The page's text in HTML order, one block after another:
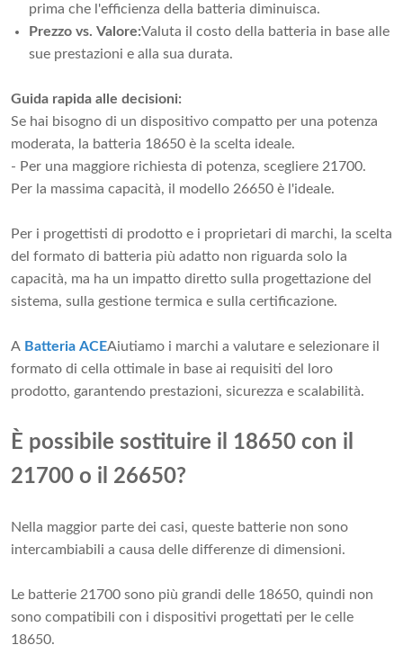
prima che l'efficienza della batteria diminuisca.
Prezzo vs. Valore:Valuta il costo della batteria in base alle
sue prestazioni e alla sua durata.
Guida rapida alle decisioni:
Se hai bisogno di un dispositivo compatto per una potenza
moderata, la batteria 18650 è la scelta ideale.
- Per una maggiore richiesta di potenza, scegliere 21700.
Per la massima capacità, il modello 26650 è l'ideale.
Per i progettisti di prodotto e i proprietari di marchi, la scelta
del formato di batteria più adatto non riguarda solo la
capacità, ma ha un impatto diretto sulla progettazione del
sistema, sulla gestione termica e sulla certificazione.
A Batteria ACEAiutiamo i marchi a valutare e selezionare il
formato di cella ottimale in base ai requisiti del loro
prodotto, garantendo prestazioni, sicurezza e scalabilità.
È possibile sostituire il 18650 con il
21700 o il 26650?
Nella maggior parte dei casi, queste batterie non sono
intercambiabili a causa delle differenze di dimensioni.
Le batterie 21700 sono più grandi delle 18650, quindi non
sono compatibili con i dispositivi progettati per le celle
18650.